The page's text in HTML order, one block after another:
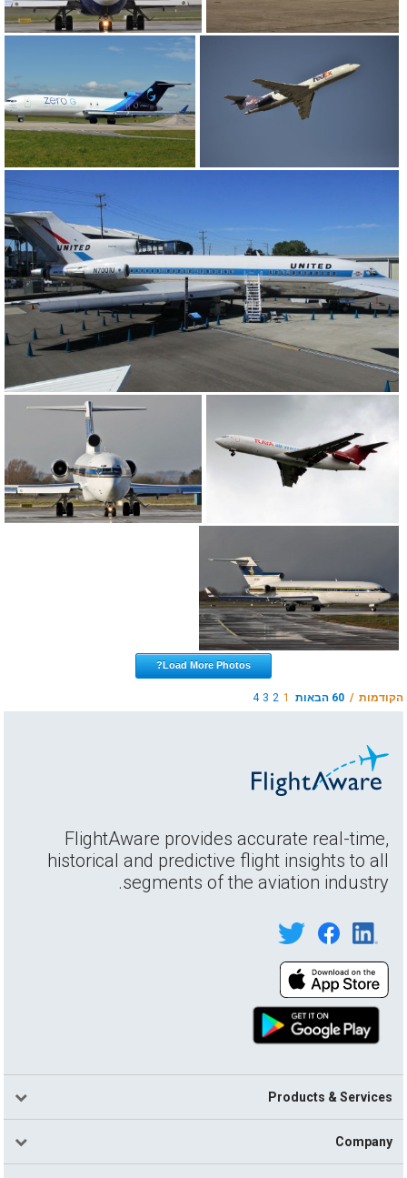
Load More Photos?
הקודמות /60 הבאות 2
3
4
FlightAware provides accurate real-time,
historical and predictive flight insights to all
segments of the aviation industry.
Products & Services
Company